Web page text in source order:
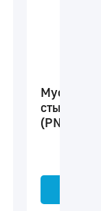
Муфта
стыковой
(PN10)